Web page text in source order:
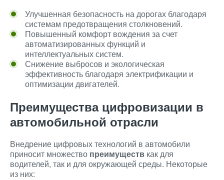
Улучшенная безопасность на дорогах благодаря
системам предотвращения столкновений.
Повышенный комфорт вождения за счет
автоматизированных функций и
интеллектуальных систем.
Снижение выбросов и экологическая
эффективность благодаря электрификации и
оптимизации двигателей.
Преимущества цифровизации в
автомобильной отрасли
Внедрение цифровых технологий в автомобили
приносит множество преимуществ как для
водителей, так и для окружающей среды. Некоторые
из них: